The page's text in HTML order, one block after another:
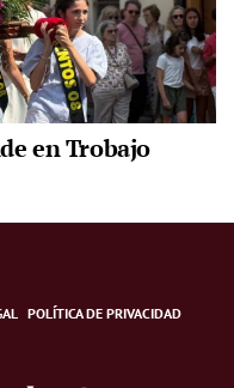
en Trobajo
POLÍTICA DE PRIVACIDAD